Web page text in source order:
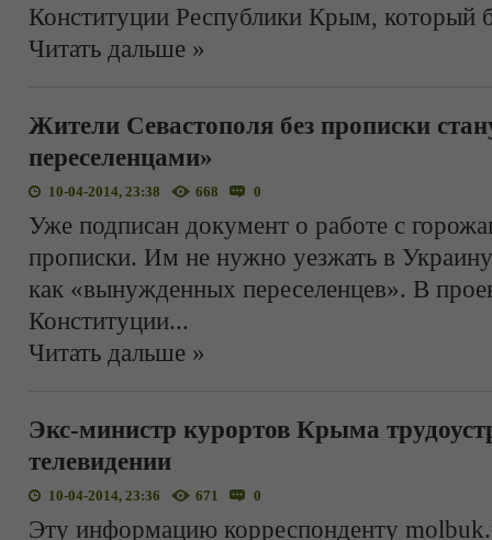
Конституции Республики Крым, который
Читать дальше »
Жители Севастополя без прописки
переселенцами»
10-04-2014, 23:38 668 0
Уже подписан документ о работе с
прописки. Им не нужно уезжать в
как «вынужденных переселенцев». В
Конституции...
Читать дальше »
Экс-министр курортов Крыма
телевидении
10-04-2014, 23:36 671 0
Эту информацию корреспонденту